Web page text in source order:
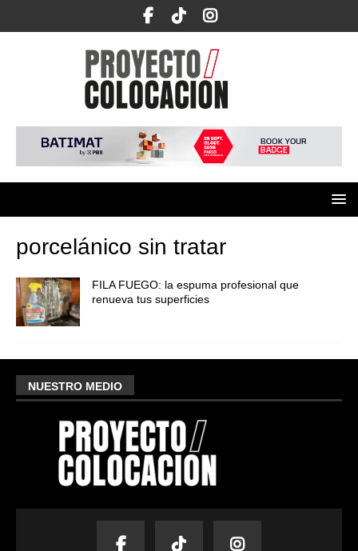
porcelánico sin tratar
FILA FUEGO: la espuma profesional que
renueva tus superficies
NUESTRO MEDIO